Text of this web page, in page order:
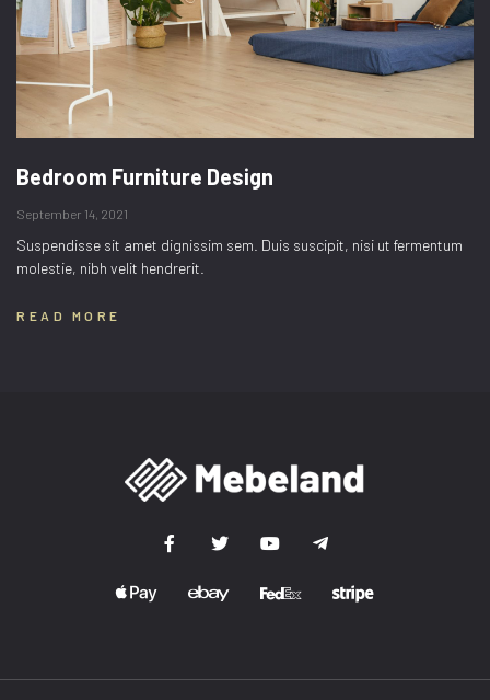
Bedroom Furniture Design
September 14, 2021
Suspendisse sit amet dignissim sem. Duis suscipit, nisi ut fermentum
molestie, nibh velit hendrerit.
READ MORE